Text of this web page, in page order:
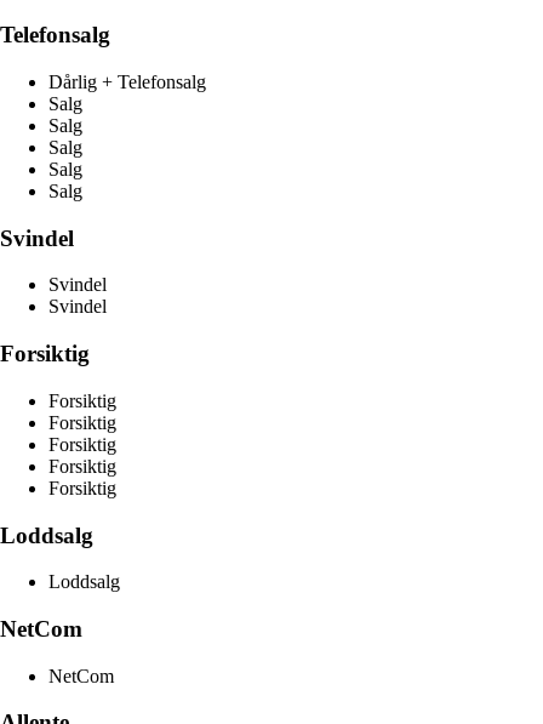
Telefonsalg
Dårlig + Telefonsalg
Salg
Salg
Salg
Salg
Salg
Svindel
Svindel
Svindel
Forsiktig
Forsiktig
Forsiktig
Forsiktig
Forsiktig
Forsiktig
Loddsalg
Loddsalg
NetCom
NetCom